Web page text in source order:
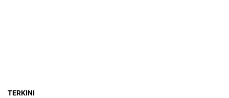
TERKINI